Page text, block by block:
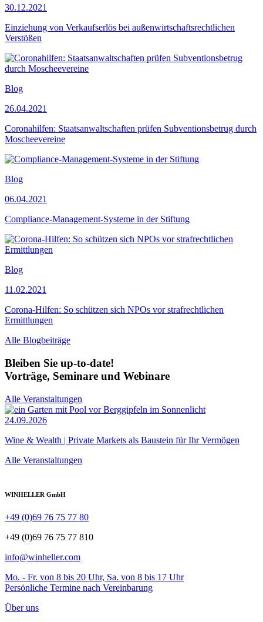
30.12.2021
Einziehung von Verkaufserlös bei außenwirtschaftsrechtlichen
Verstößen
Blog
26.04.2021
Coronahilfen: Staatsanwaltschaften prüfen Subventionsbetrug durch
Moscheevereine
Blog
06.04.2021
Compliance-Management-Systeme in der Stiftung
Blog
11.02.2021
Corona-Hilfen: So schützen sich NPOs vor strafrechtlichen
Ermittlungen
Alle Blogbeiträge
Bleiben Sie up-to-date!
Vorträge, Seminare und Webinare
Alle Veranstaltungen
24.09.2026
Wine & Wealth | Private Markets als Baustein für Ihr Vermögen
Alle Veranstaltungen
WINHELLER GmbH
+49 (0)69 76 75 77 80
+49 (0)69 76 75 77 810
info@winheller.com
Mo. - Fr. von 8 bis 20 Uhr, Sa. von 8 bis 17 Uhr
Persönliche Termine nach Vereinbarung
Über uns